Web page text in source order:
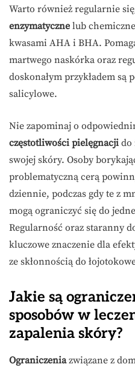
Warto również regularnie
enzymatyczne lub
kwasami AHA i BHA.
martwego naskórka oraz
doskonałym przykładem są
salicylowe.
Nie zapominaj o
częstotliwości pielęgnacji do
swojej skóry. Osoby
problematyczną cerą
dziennie, podczas gdy te z
mogą ograniczyć się do
Regularność oraz staranny
kluczowe znaczenie dla
ze skłonnością do
Jakie są
sposobów w
zapalenia skóry?
Ograniczeniazwiązane z